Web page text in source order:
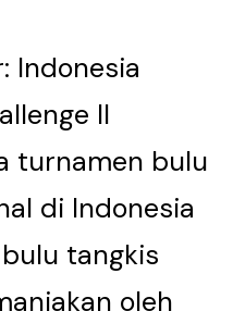
Indonesia
II
turnamen bulu
di Indonesia
tangkis
oleh